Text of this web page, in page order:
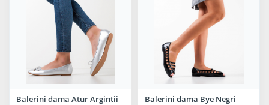
Balerini dama Atur Argintii Balerini dama Bye Negri